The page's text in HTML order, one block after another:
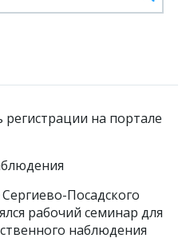
на портале
Посадского
рабочий семинар для
наблюдения